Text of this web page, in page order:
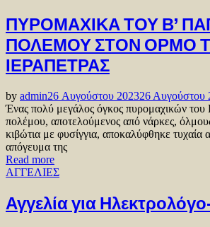
ΠΥΡΟΜΑΧΙΚΑ ΤΟΥ Β’
ΠΟΛΕΜΟΥ ΣΤΟΝ ΟΡΜΟ
ΙΕΡΑΠΕΤΡΑΣ
by admin26 Αυγούστου 202326 Αυγούστου
Ένας πολύ μεγάλος όγκος πυρομαχικών
πολέμου, αποτελούμενος από νάρκες,
κιβώτια με φυσίγγια, αποκαλύφθηκε τυχαία
απόγευμα της
Read more
ΑΓΓΕΛΙΕΣ
Αγγελία για